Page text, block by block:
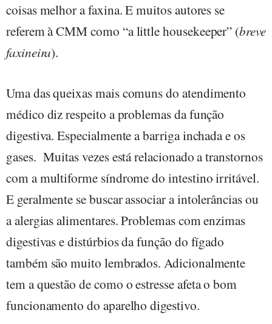
coisas melhor a faxina. E muitos autores se
referem à CMM como “a little housekeeper” (breve
faxineira).
Uma das queixas mais comuns do atendimento
médico diz respeito a problemas da função
digestiva. Especialmente a barriga inchada e os
gases. Muitas vezes está relacionado a transtornos
com a multiforme síndrome do intestino irritável.
E geralmente se buscar associar a intolerâncias ou
a alergias alimentares. Problemas com enzimas
digestivas e distúrbios da função do fígado
também são muito lembrados. Adicionalmente
tem a questão de como o estresse afeta o bom
funcionamento do aparelho digestivo.